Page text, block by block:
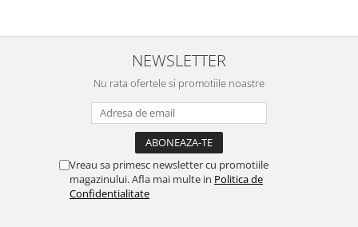
NEWSLETTER
Nu rata ofertele si promotiile noastre
Vreau sa primesc newsletter cu promotiile
magazinului. Afla mai multe in Politica de
Confidentialitate